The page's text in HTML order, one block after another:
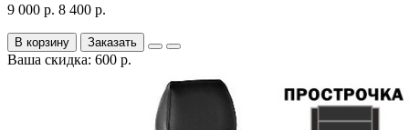
9 000 р. 8 400 р.
В корзину Заказать
Ваша скидка: 600 р.